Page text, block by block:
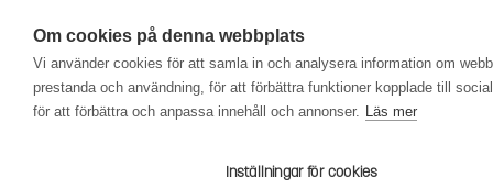
Om cookies på denna webbplats
Vi använder cookies för att samla in och analysera information om
prestanda och användning, för att förbättra funktioner kopplade till
för att förbättra och anpassa innehåll och annonser. Läs mer
Inställningar för cookies